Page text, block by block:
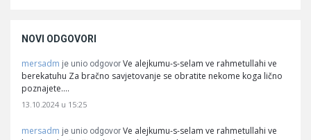
NOVI ODGOVORI
mersadm je unio odgovor Ve alejkumu-s-selam ve rahmetullahi ve
berekatuhu Za bračno savjetovanje se obratite nekome koga lično
poznajete.…
13.10.2024 u 15:25
mersadm je unio odgovor Ve alejkumu-s-selam ve rahmetullahi ve